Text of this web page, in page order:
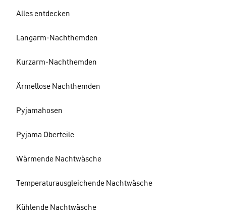
Alles entdecken
Langarm-Nachthemden
Kurzarm-Nachthemden
Ärmellose Nachthemden
Pyjamahosen
Pyjama Oberteile
Wärmende Nachtwäsche
Temperaturausgleichende Nachtwäsche
Kühlende Nachtwäsche